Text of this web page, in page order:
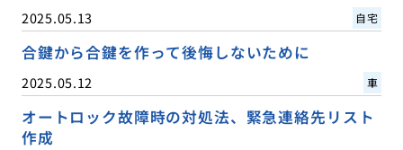
2025.05.13 自宅
合鍵から合鍵を作って後悔しないために
2025.05.12 車
オートロック故障時の対処法、緊急連絡先リスト
作成